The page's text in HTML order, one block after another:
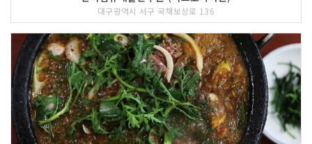
대구광역시 서구 국채보상로 136